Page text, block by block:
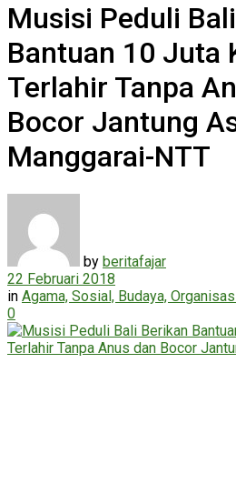
Musisi Peduli
Bantuan 10 Juta
Terlahir Tanpa
Bocor Jantung
Manggarai-NTT
by beritafajar
22 Februari 2018
in Agama, Sosial, Budaya,
0